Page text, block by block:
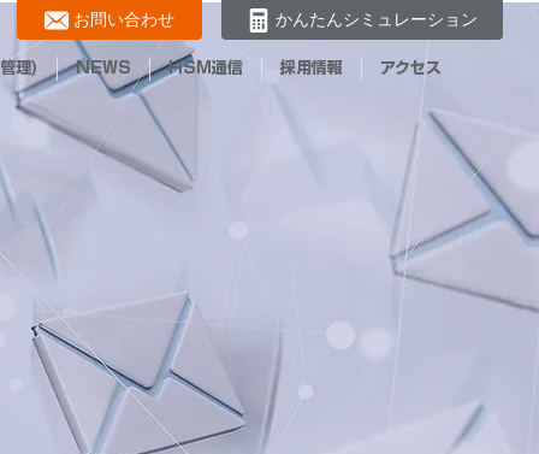
お問い合わせ かんたんシミュレーション
理) NEWS HSM通信 採用情報 アクセス